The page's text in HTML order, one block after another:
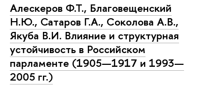
Алескеров Ф.Т., Благовещенский
Н.Ю., Сатаров Г.А., Соколова А.В.,
Якуба В.И. Влияние и структурная
устойчивость в Российском
парламенте (1905—1917 и 1993—
2005 гг.)